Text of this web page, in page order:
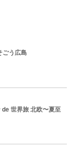
ごう広島
de 世界旅 北欧〜夏至